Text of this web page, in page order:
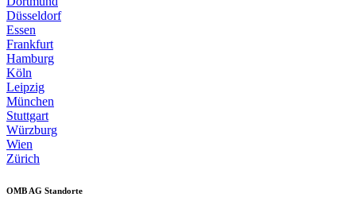
Düsseldorf
Essen
Frankfurt
Hamburg
Köln
Leipzig
München
Stuttgart
Würzburg
Wien
Zürich
OMB AG Standorte